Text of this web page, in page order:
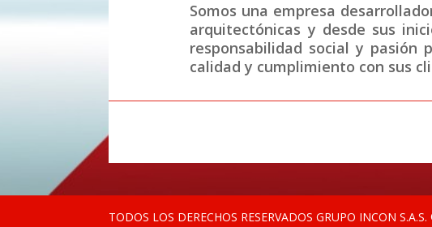
Somos una empresa
arquitectónicas y desde sus
responsabilidad social y pasión
calidad y cumplimiento con sus
TODOS LOS DERECHOS RESERVADOS GRUPO INCON